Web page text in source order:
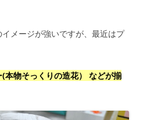
メージが強いですが、最近はプ
本物そっくりの造花） などが揃